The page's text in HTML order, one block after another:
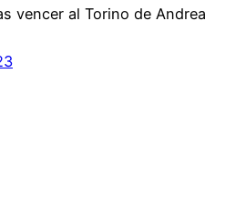
vencer al Torino de Andrea